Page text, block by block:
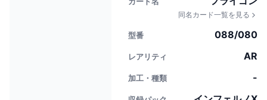
同名カード一覧を見る
型番 088/080
レアリティ AR
加工・種類 -